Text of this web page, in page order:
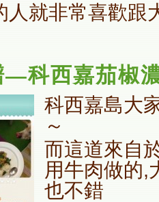
人就非常喜歡跟
—科西嘉茄椒
科西嘉島大
～
而這道來自
用牛肉做的,
也不錯